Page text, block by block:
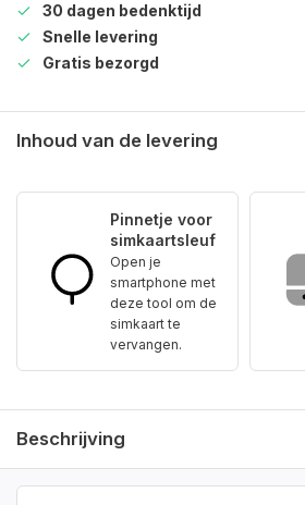
30 dagen bedenktijd
Snelle levering
Gratis bezorgd
Inhoud van de levering
Pinnetje voor
simkaartsleuf
Open je
smartphone met
deze tool om de
simkaart te
vervangen.
Beschrijving